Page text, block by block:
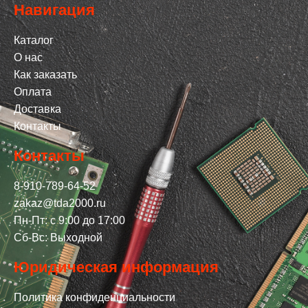
Навигация
Каталог
О нас
Как заказать
Оплата
Доставка
Контакты
Контакты
8-910-789-64-52
zakaz@tda2000.ru
Пн-Пт: с 9:00 до 17:00
Сб-Вс: Выходной
Юридическая информация
Политика конфиденциальности